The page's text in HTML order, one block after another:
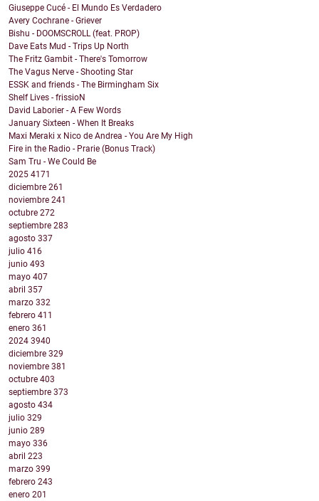
Giuseppe Cucé - El Mundo Es Verdadero
Avery Cochrane - Griever
Bishu - DOOMSCROLL (feat. PROP)
Dave Eats Mud - Trips Up North
The Fritz Gambit - There's Tomorrow
The Vagus Nerve - Shooting Star
ESSK and friends - The Birmingham Six
Shelf Lives - frissioN
David Laborier - A Few Words
January Sixteen - When It Breaks
Maxi Meraki x Nico de Andrea - You Are My High
Fire in the Radio - Prarie (Bonus Track)
Sam Tru - We Could Be
2025 4171
diciembre 261
noviembre 241
octubre 272
septiembre 283
agosto 337
julio 416
junio 493
mayo 407
abril 357
marzo 332
febrero 411
enero 361
2024 3940
diciembre 329
noviembre 381
octubre 403
septiembre 373
agosto 434
julio 329
junio 289
mayo 336
abril 223
marzo 399
febrero 243
enero 201